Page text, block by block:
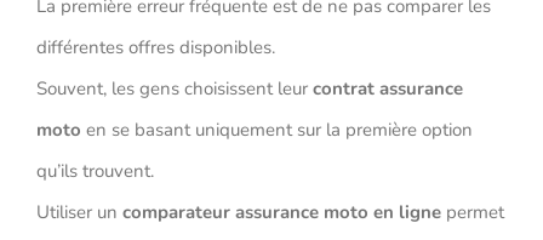
La première erreur fréquente est de ne pas comparer les
différentes offres disponibles.
Souvent, les gens choisissent leur contrat assurance
moto en se basant uniquement sur la première option
qu’ils trouvent.
Utiliser un comparateur assurance moto en lignepermet